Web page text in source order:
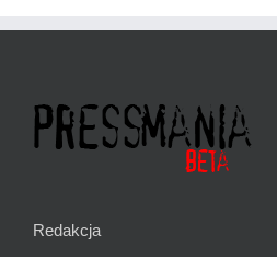
Redakcja